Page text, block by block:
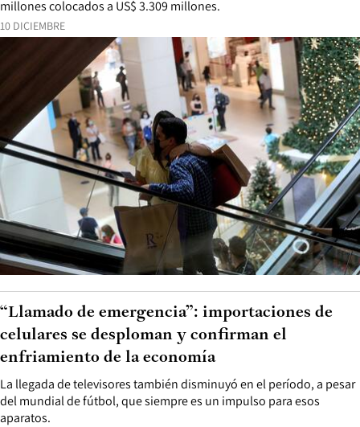
10 DICIEMBRE
millones colocados a US$ 3.309 millones.
La llegada de televisores también disminuyó en el período, a pesar
del mundial de fútbol, que siempre es un impulso para esos
aparatos.
“Llamado de emergencia”: importaciones de
celulares se desploman y confirman el
enfriamiento de la economía